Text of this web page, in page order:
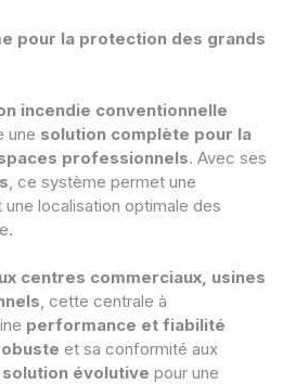
pour la protection des grands
incendie conventionnelle
une solution complète pour la
professionnels. Avec ses
, ce système permet une
une localisation optimale des
centres commerciaux, usines
, cette centrale à
performance et fiabilité
et sa conformité aux
solution évolutive pour une